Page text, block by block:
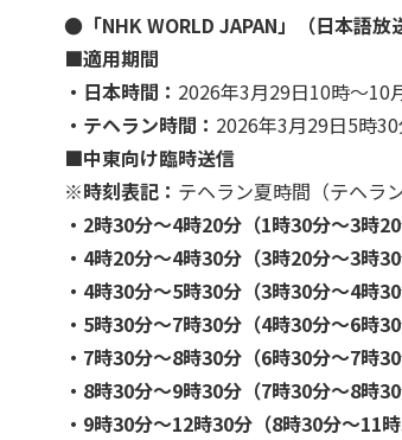
●「NHK WORLD JAPAN」（日本語放
■適用期間
・日本時間： 2026年3月29日10時〜10
・テヘラン時間： 2026年3月29日5時
■中東向け臨時送信
※時刻表記： テヘラン夏時間（テヘラ
・2時30分〜4時20分（1時30分〜3時
・4時20分〜4時30分（3時20分〜3時
・4時30分〜5時30分（3時30分〜4時
・5時30分〜7時30分（4時30分〜6時
・7時30分〜8時30分（6時30分〜7時
・8時30分〜9時30分（7時30分〜8時
・9時30分〜12時30分（8時30分〜11